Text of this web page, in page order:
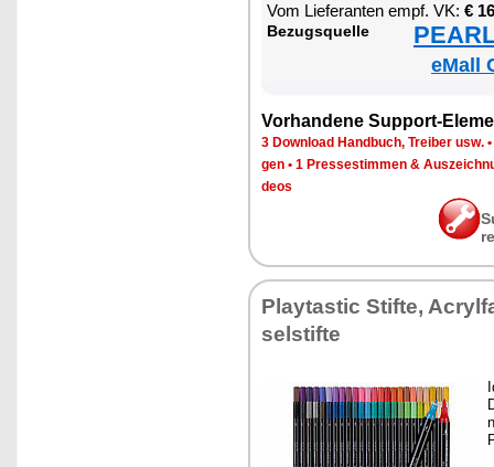
Vom Lie­fe­ran­ten empf. VK: €
Be­zugs­quel­le
eMall
Vor­han­de­ne Sup­port-
3 Down­load Hand­buch, Trei­ber usw. •
gen • 1 Pres­se­stim­men &
de­os
Play­tas­tic Stif­te,
sel­stif­te